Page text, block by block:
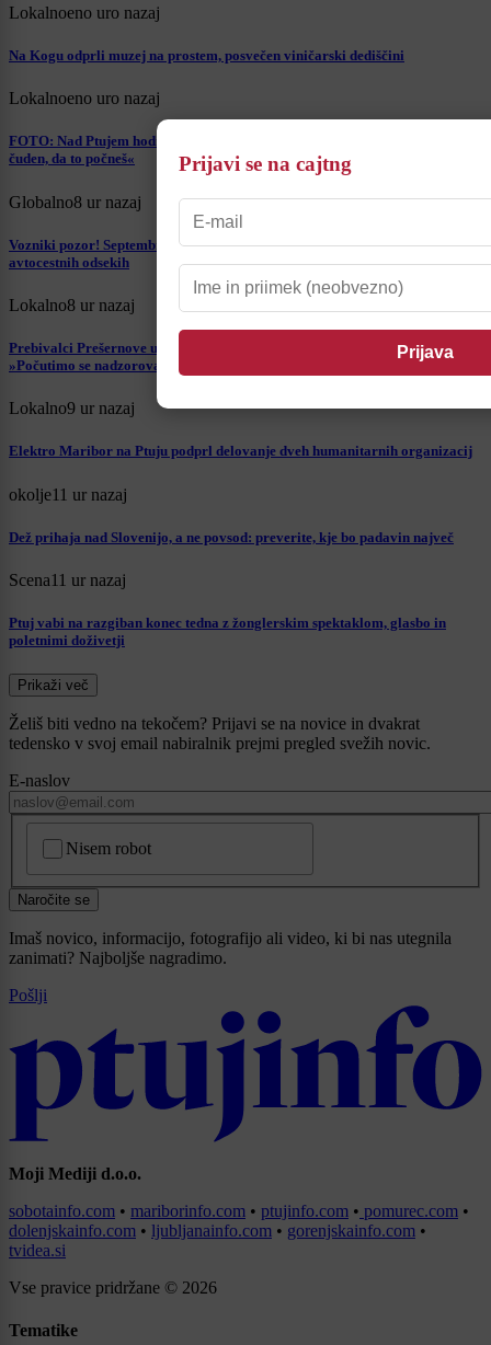
Lokalnoeno uro nazaj
Na Kogu odprli muzej na prostem, posvečen viničarski dediščini
Lokalnoeno uro nazaj
FOTO: Nad Ptujem hodijo po vrvi 30 metrov nad tlemi: »Moraš biti dovolj
čuden, da to počneš«
Globalno8 ur nazaj
Vozniki pozor! Septembra prihaja sekcijsko merjenje hitrosti na slovenskih
avtocestnih odsekih
Lokalno8 ur nazaj
Prebivalci Prešernove ulice na Ptuju opozarjajo na pogoste prelete drona:
»Počutimo se nadzorovane«
Lokalno9 ur nazaj
Elektro Maribor na Ptuju podprl delovanje dveh humanitarnih organizacij
okolje11 ur nazaj
Dež prihaja nad Slovenijo, a ne povsod: preverite, kje bo padavin največ
Scena11 ur nazaj
Ptuj vabi na razgiban konec tedna z žonglerskim spektaklom, glasbo in
poletnimi doživetji
Prikaži več
Želiš biti vedno na tekočem? Prijavi se na novice in dvakrat
tedensko v svoj email nabiralnik prejmi pregled svežih novic.
E-naslov
Nisem robot
Naročite se
Imaš novico, informacijo, fotografijo ali video, ki bi nas utegnila
zanimati? Najboljše nagradimo.
Pošlji
Moji Mediji d.o.o.
sobotainfo.com • mariborinfo.com • ptujinfo.com • pomurec.com •
dolenjskainfo.com • ljubljanainfo.com • gorenjskainfo.com •
tvidea.si
Vse pravice pridržane © 2026
Tematike
Prijavi se na cajtng